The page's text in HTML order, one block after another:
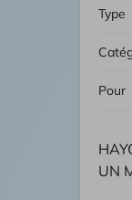
Type
Pour
UN